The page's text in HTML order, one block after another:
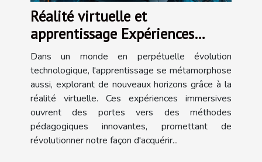
Réalité virtuelle et
apprentissage Expériences
immersives comme outils
pédagogiques de demain
Dans un monde en perpétuelle évolution
technologique, l'apprentissage se métamorphose
aussi, explorant de nouveaux horizons grâce à la
réalité virtuelle. Ces expériences immersives
ouvrent des portes vers des méthodes
pédagogiques innovantes, promettant de
révolutionner notre façon d'acquérir...